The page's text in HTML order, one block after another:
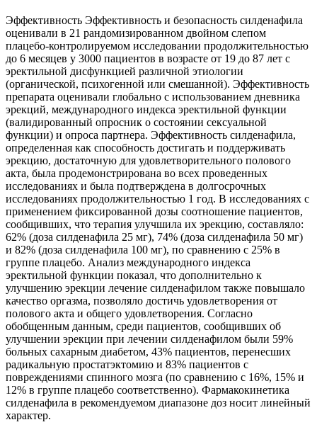
Эффективность Эффективность и безопасность силденафила
оценивали в 21 рандомизированном двойном слепом
плацебо-контролируемом исследовании продолжительностью
до 6 месяцев у 3000 пациентов в возрасте от 19 до 87 лет с
эректильной дисфункцией различной этиологии
(органической, психогенной или смешанной). Эффективность
препарата оценивали глобально с использованием дневника
эрекций, международного индекса эректильной функции
(валидированный опросник о состоянии сексуальной
функции) и опроса партнера. Эффективность силденафила,
определенная как способность достигать и поддерживать
эрекцию, достаточную для удовлетворительного полового
акта, была продемонстрирована во всех проведенных
исследованиях и была подтверждена в долгосрочных
исследованиях продолжительностью 1 год. В исследованиях с
применением фиксированной дозы соотношение пациентов,
сообщивших, что терапия улучшила их эрекцию, составляло:
62% (доза силденафила 25 мг), 74% (доза силденафила 50 мг)
и 82% (доза силденафила 100 мг), по сравнению с 25% в
группе плацебо. Анализ международного индекса
эректильной функции показал, что дополнительно к
улучшению эрекции лечение силденафилом также повышало
качество оргазма, позволяло достичь удовлетворения от
полового акта и общего удовлетворения. Согласно
обобщенным данным, среди пациентов, сообщивших об
улучшении эрекции при лечении силденафилом были 59%
больных сахарным диабетом, 43% пациентов, перенесших
радикальную простатэктомию и 83% пациентов с
повреждениями спинного мозга (по сравнению с 16%, 15% и
12% в группе плацебо соответственно). Фармакокинетика
силденафила в рекомендуемом диапазоне доз носит линейный
характер.